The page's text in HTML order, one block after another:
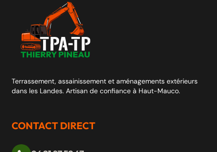
Terrassement, assainissement et aménagements extérieurs
dans les Landes. Artisan de confiance à Haut-Mauco.
CONTACT DIRECT